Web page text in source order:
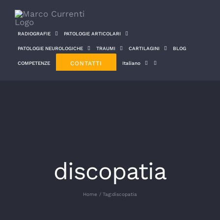
contenuto
RADIOGRAFIE PATOLOGIE ARTICOLARI
PATOLOGIE NEUROLOGICHE TRAUMI CARTILAGINI BLOG
COMPETENZE CONTATTI Italiano
discopatia
Home Tag:discopatia